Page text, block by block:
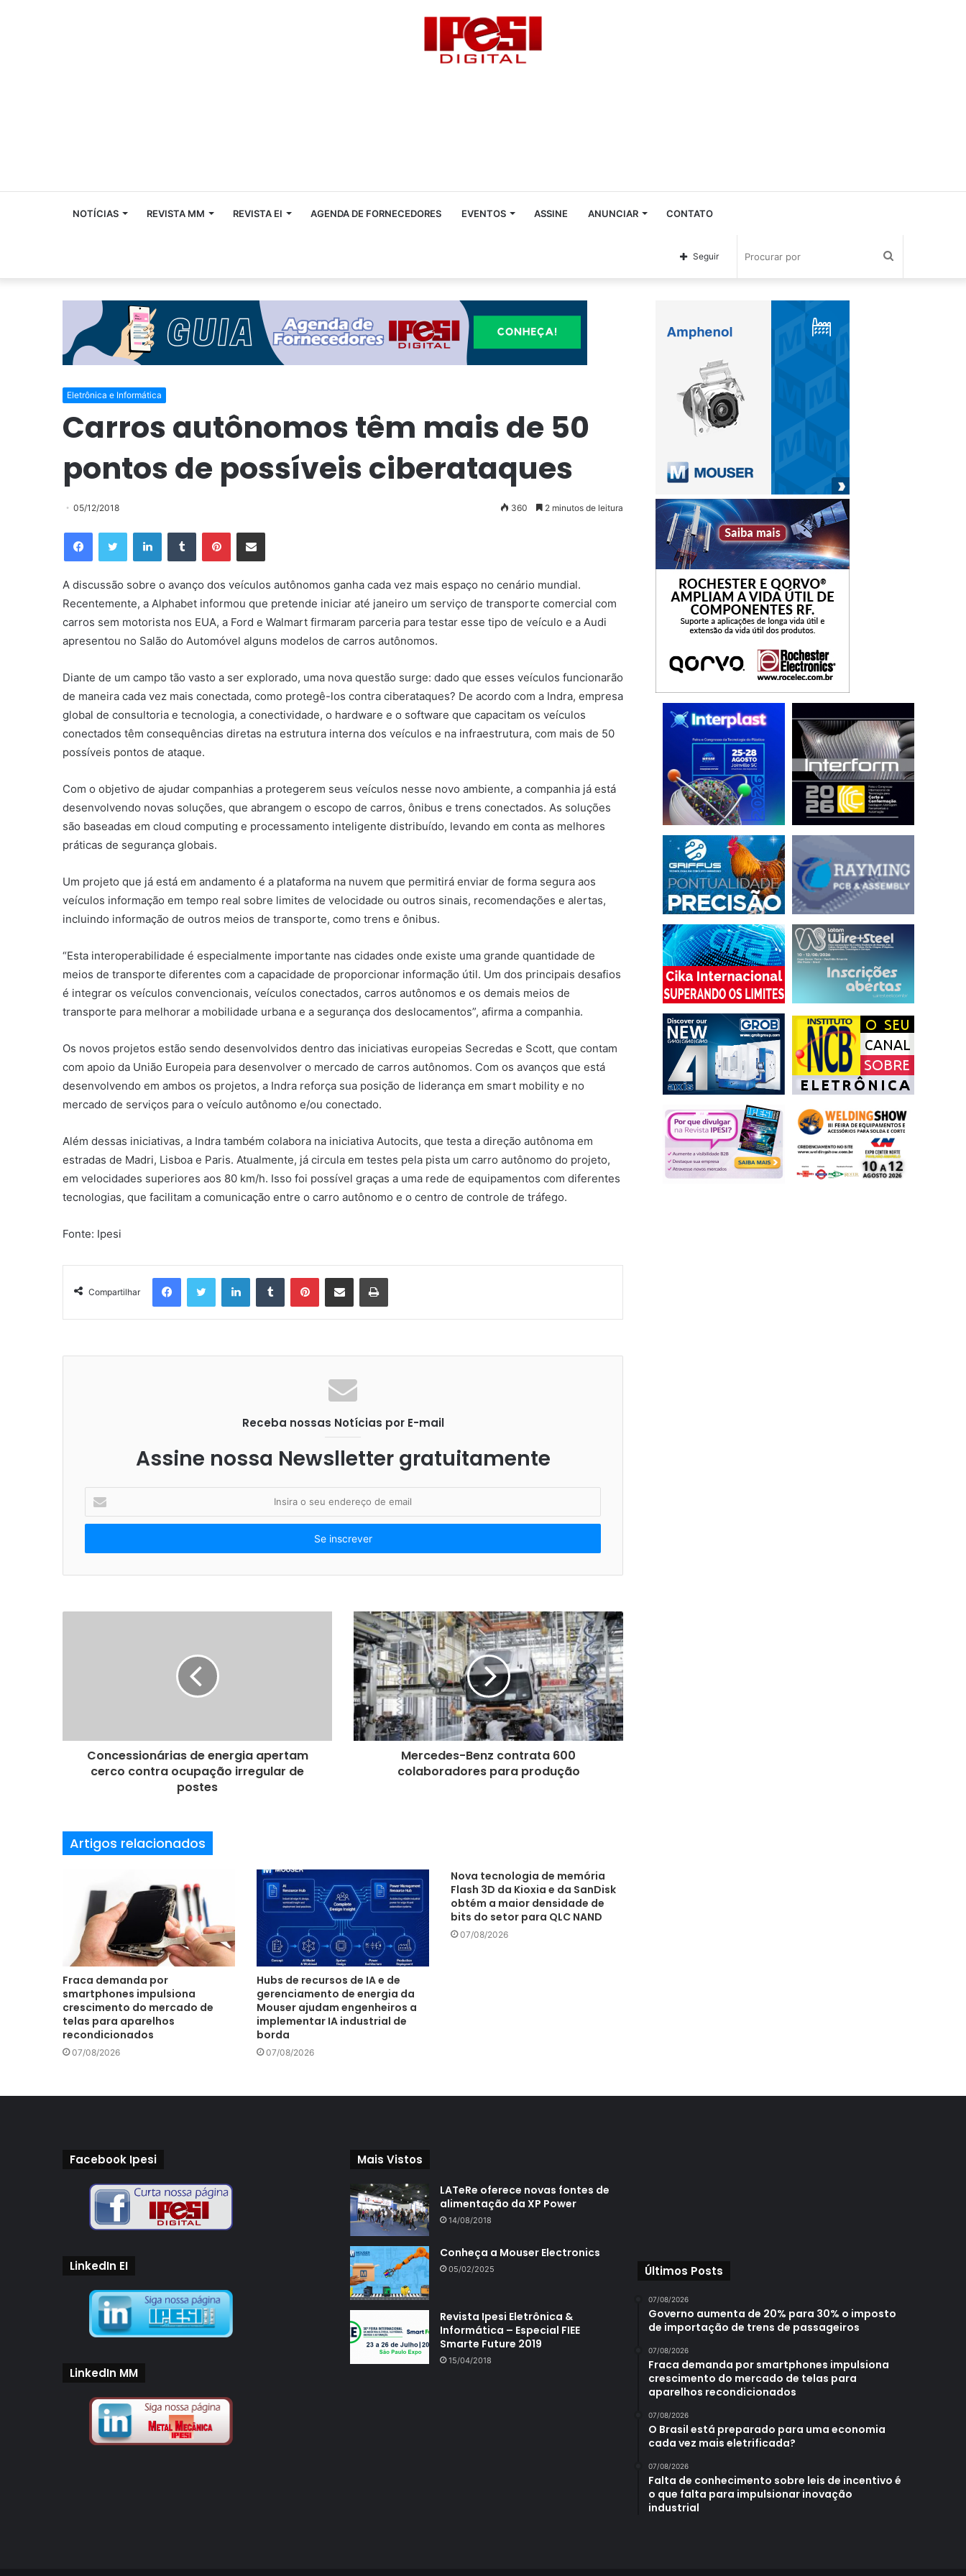
NOTÍCIAS REVISTA MM REVISTA EI AGENDA DE FORNECEDORES EVENTOS ASSINE ANUNCIAR CONTATO
Seguir
Eletrônica e Informática
Carros autônomos têm mais de 50
pontos de possíveis ciberataques
05/12/2018 360 2 minutos de leitura
A discussão sobre o avanço dos veículos autônomos ganha cada vez mais espaço no cenário mundial.
Recentemente, a Alphabet informou que pretende iniciar até janeiro um serviço de transporte comercial com
carros sem motorista nos EUA, a Ford e Walmart firmaram parceria para testar esse tipo de veículo e a Audi
apresentou no Salão do Automóvel alguns modelos de carros autônomos.
Diante de um campo tão vasto a ser explorado, uma nova questão surge: dado que esses veículos funcionarão
de maneira cada vez mais conectada, como protegê-los contra ciberataques? De acordo com a Indra, empresa
global de consultoria e tecnologia, a conectividade, o hardware e o software que capacitam os veículos
conectados têm consequências diretas na estrutura interna dos veículos e na infraestrutura, com mais de 50
possíveis pontos de ataque.
Com o objetivo de ajudar companhias a protegerem seus veículos nesse novo ambiente, a companhia já está
desenvolvendo novas soluções, que abrangem o escopo de carros, ônibus e trens conectados. As soluções
são baseadas em cloud computing e processamento inteligente distribuído, levando em conta as melhores
práticas de segurança globais.
Um projeto que já está em andamento é a plataforma na nuvem que permitirá enviar de forma segura aos
veículos informação em tempo real sobre limites de velocidade ou outros sinais, recomendações e alertas,
incluindo informação de outros meios de transporte, como trens e ônibus.
“Esta interoperabilidade é especialmente importante nas cidades onde existe uma grande quantidade de
meios de transporte diferentes com a capacidade de proporcionar informação útil. Um dos principais desafios
é integrar os veículos convencionais, veículos conectados, carros autônomos e os demais meios de
transporte para melhorar a mobilidade urbana e a segurança dos deslocamentos”, afirma a companhia.
Os novos projetos estão sendo desenvolvidos dentro das iniciativas europeias Secredas e Scott, que contam
com apoio da União Europeia para desenvolver o mercado de carros autônomos. Com os avanços que está
desenvolvendo em ambos os projetos, a Indra reforça sua posição de liderança em smart mobility e no
mercado de serviços para o veículo autônomo e/ou conectado.
Além dessas iniciativas, a Indra também colabora na iniciativa Autocits, que testa a direção autônoma em
estradas de Madri, Lisboa e Paris. Atualmente, já circula em testes pela pista um carro autônomo do projeto,
em velocidades superiores aos 80 km/h. Isso foi possível graças a uma rede de equipamentos com diferentes
tecnologias, que facilitam a comunicação entre o carro autônomo e o centro de controle de tráfego.
Fonte: Ipesi
Compartilhar
Receba nossas Notícias por E-mail
Assine nossa Newslletter gratuitamente
s
r
e
o
i
l
Concessionárias de energia apertam
cerco contra ocupação irregular de
postes
Mercedes-Benz contrata 600
colaboradores para produção
Artigos relacionados
Fraca demanda por
smartphones impulsiona
crescimento do mercado de
telas para aparelhos
recondicionados
07/08/2026
Hubs de recursos de IA e de
gerenciamento de energia da
Mouser ajudam engenheiros a
implementar IA industrial de
borda
07/08/2026
Nova tecnologia de memória
Flash 3D da Kioxia e da SanDisk
obtém a maior densidade de
bits do setor para QLC NAND
07/08/2026
Facebook Ipesi
LinkedIn EI
LinkedIn MM
Mais Vistos
LATeRe oferece novas fontes de
alimentação da XP Power
14/08/2018
Conheça a Mouser Electronics
05/02/2025
Revista Ipesi Eletrônica &
Informática – Especial FIEE
Smarte Future 2019
15/04/2018
Últimos Posts
07/08/2026
Governo aumenta de 20% para 30% o imposto
de importação de trens de passageiros
07/08/2026
Fraca demanda por smartphones impulsiona
crescimento do mercado de telas para
aparelhos recondicionados
07/08/2026
O Brasil está preparado para uma economia
cada vez mais eletrificada?
07/08/2026
Falta de conhecimento sobre leis de incentivo é
o que falta para impulsionar inovação
industrial